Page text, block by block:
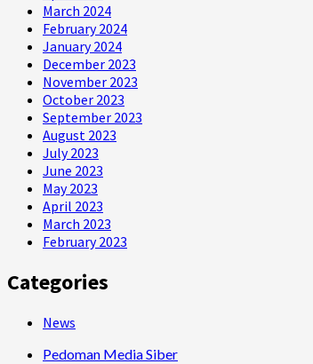
March 2024
February 2024
January 2024
December 2023
November 2023
October 2023
September 2023
August 2023
July 2023
June 2023
May 2023
April 2023
March 2023
February 2023
Categories
News
Pedoman Media Siber